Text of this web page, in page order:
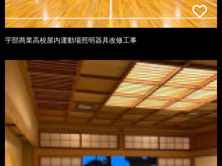
宇部商業高校屋内運動場照明器具改修工事